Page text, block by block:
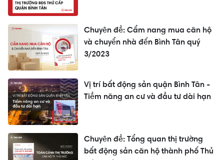
Chuyên đề: Cẩm nang mua căn hộ
và chuyển nhà đến Bình Tân quý
3/2023
Vị trí bất động sản quận Bình Tân -
Tiềm năng an cư và đầu tư dài hạn
Chuyên đề: Tổng quan thị trường
bất động sản căn hộ thành phố Thủ